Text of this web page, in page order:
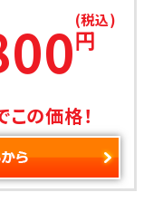
円
(税込)
の価格！